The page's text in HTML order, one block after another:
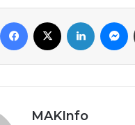
Facebook LinkedIn
MAKInfo